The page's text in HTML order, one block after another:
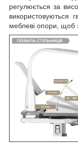
регулюється за
використовуються
меблеві опори, щоб